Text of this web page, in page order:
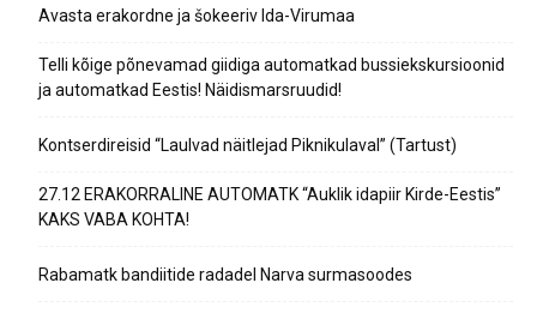
Avasta erakordne ja šokeeriv Ida-Virumaa
Telli kõige põnevamad giidiga automatkad bussiekskursioonid
ja automatkad Eestis! Näidismarsruudid!
Kontserdireisid “Laulvad näitlejad Piknikulaval” (Tartust)
27.12 ERAKORRALINE AUTOMATK “Auklik idapiir Kirde-Eestis”
KAKS VABA KOHTA!
Rabamatk bandiitide radadel Narva surmasoodes